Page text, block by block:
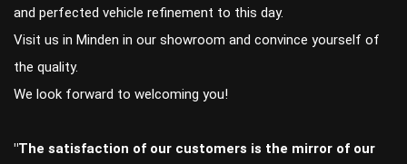
and perfected vehicle refinement to this day.
Visit us in Minden in our showroom and convince yourself of
the quality.
We look forward to welcoming you!
"The satisfaction of our customers is the mirror of our